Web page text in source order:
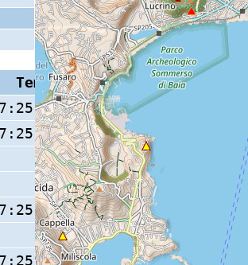
Tempo S (W/M/O)
Coda
(0/ / )
(0/ / )
(0/ / )
(0/ / ) 9 s